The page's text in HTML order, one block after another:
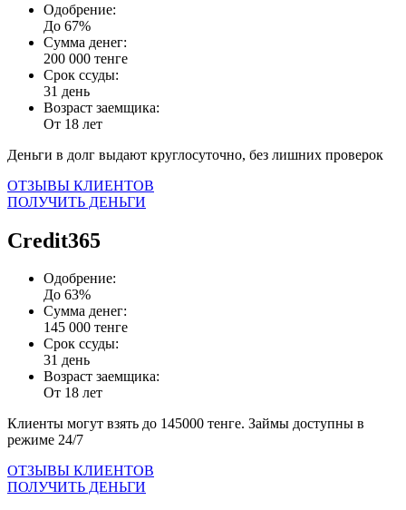
Одобрение:
До 67%
Сумма денег:
200 000 тенге
Срок ссуды:
31 день
Возраст заемщика:
От 18 лет
Деньги в долг выдают круглосуточно, без лишних проверок
ОТЗЫВЫ КЛИЕНТОВ
ПОЛУЧИТЬ ДЕНЬГИ
Credit365
Одобрение:
До 63%
Сумма денег:
145 000 тенге
Срок ссуды:
31 день
Возраст заемщика:
От 18 лет
Клиенты могут взять до 145000 тенге. Займы доступны в
режиме 24/7
ОТЗЫВЫ КЛИЕНТОВ
ПОЛУЧИТЬ ДЕНЬГИ